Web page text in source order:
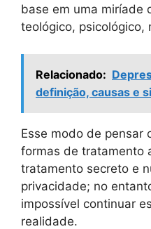
base em uma miríade
teológico, psicológico,
Relacionado:
definição, causas e
Esse modo de pensar
formas de tratamento
tratamento secreto e
privacidade; no
impossível continuar
realidade.